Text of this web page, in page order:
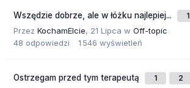
Wszędzie dobrze, ale w łóżku najlepiej... 1
Przez KochamElcie, 21 Lipca w Off-topic
48 odpowiedzi 1 546 wyświetleń
Ostrzegam przed tym terapeutą 1 2